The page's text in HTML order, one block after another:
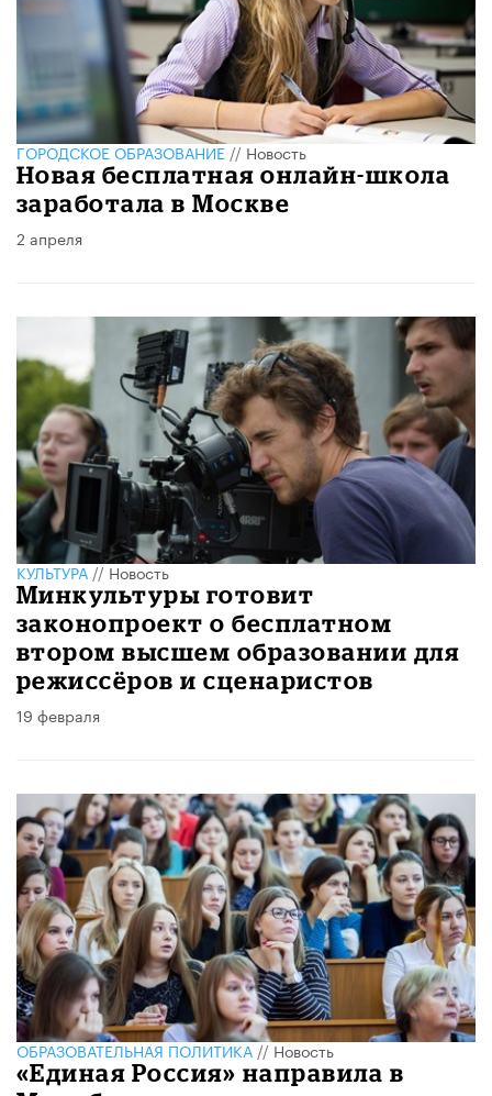
ГОРОДСКОЕ ОБРАЗОВАНИЕ//Новость
Новая бесплатная онлайн-школа
заработала в Москве
2 апреля
КУЛЬТУРА//Новость
Минкультуры готовит
законопроект о бесплатном
втором высшем образовании для
режиссёров и сценаристов
19 февраля
ОБРАЗОВАТЕЛЬНАЯ ПОЛИТИКА//Новость
«Единая Россия» направила в